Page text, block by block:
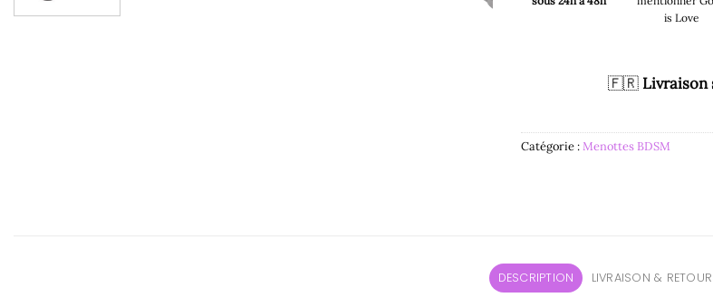
is Love
🇫🇷 Livraison
Catégorie :Menottes BDSM
DESCRIPTION LIVRAISON &